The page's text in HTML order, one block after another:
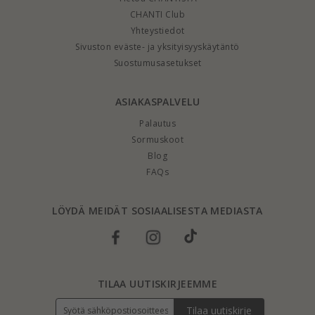
CHANTI Club
Yhteystiedot
Sivuston eväste- ja yksityisyyskäytäntö
Suostumusasetukset
ASIAKASPALVELU
Palautus
Sormuskoot
Blog
FAQs
LÖYDÄ MEIDÄT SOSIAALISESTA MEDIASTA
TILAA UUTISKIRJEEMME
Tilaa uutiskirje